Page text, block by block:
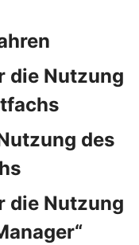
die Nutzung
des
die Nutzung